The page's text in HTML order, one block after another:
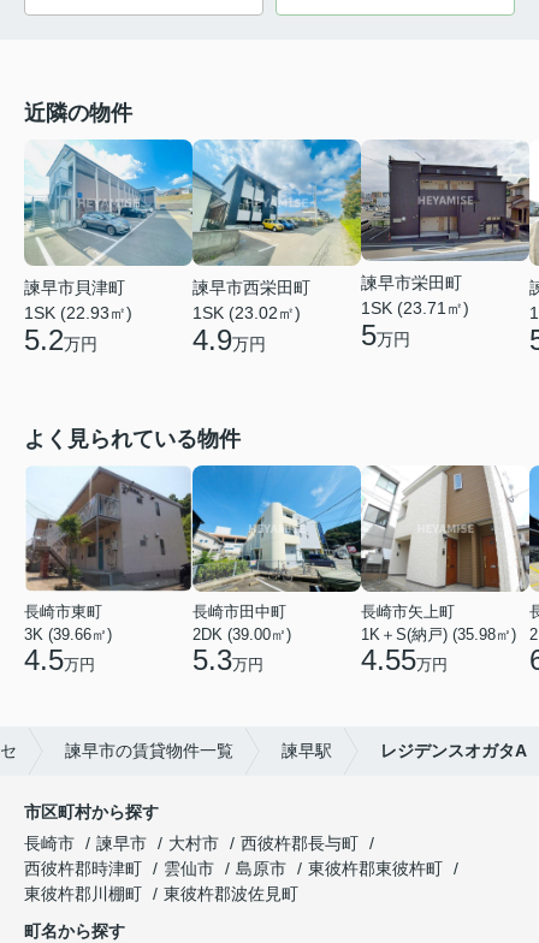
近隣の物件
諫早市貝津町
1SK (22.93㎡)
5.2万円
諫早市西栄田町
1SK (23.02㎡)
4.9万円
諫早市栄田町
1SK (23.71㎡)
5万円
よく見られている物件
長崎市東町
3K (39.66㎡)
4.5万円
長崎市田中町
2DK (39.00㎡)
5.3万円
長崎市矢上町
1K＋S(納戸) (35.98㎡)
4.55万円
諫早市の賃貸物件一覧 諫早駅 レジデンスオガタA
市区町村から探す
長崎市
諫早市 大村市
西彼杵郡長与町
西彼杵郡時津町
雲仙市 島原市
東彼杵郡東彼杵町
東彼杵郡川棚町
東彼杵郡波佐見町
町名から探す